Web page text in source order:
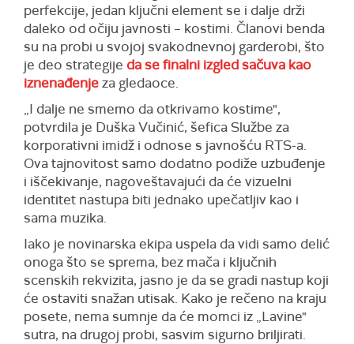
perfekcije, jedan ključni element se i dalje drži
daleko od očiju javnosti – kostimi. Članovi benda
su na probi u svojoj svakodnevnoj garderobi, što
je deo strategije da se finalni izgled sačuva kao
iznenađenjeza gledaoce.
„I dalje ne smemo da otkrivamo kostime",
potvrdila je Duška Vučinić, šefica Službe za
korporativni imidž i odnose s javnošću RTS-a.
Ova tajnovitost samo dodatno podiže uzbuđenje
i iščekivanje, nagoveštavajući da će vizuelni
identitet nastupa biti jednako upečatljiv kao i
sama muzika.
Iako je novinarska ekipa uspela da vidi samo delić
onoga što se sprema, bez mača i ključnih
scenskih rekvizita, jasno je da se gradi nastup koji
će ostaviti snažan utisak. Kako je rečeno na kraju
posete, nema sumnje da će momci iz „Lavine"
sutra, na drugoj probi, sasvim sigurno briljirati.